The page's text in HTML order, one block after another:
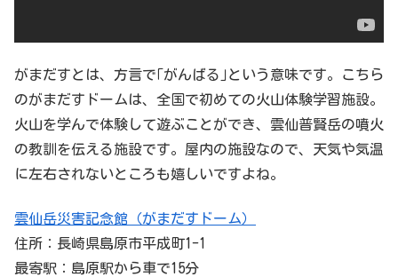
がまだすとは、方言で｢がんばる｣という意味です。こちら
のがまだすドームは、全国で初めての火山体験学習施設。
火山を学んで体験して遊ぶことができ、雲仙普賢岳の噴火
の教訓を伝える施設です。屋内の施設なので、天気や気温
に左右されないところも嬉しいですよね。
雲仙岳災害記念館（がまだすドーム）
住所：長崎県島原市平成町1-1
最寄駅：島原駅から車で15分